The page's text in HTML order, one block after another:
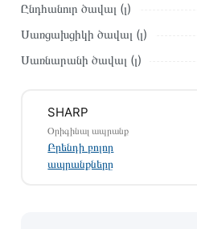
Տվյալ ապրանքը
կատարվում է 14 օրվա ընթացքում:
Ընդհանուր ծավալ (լ)
Սառցախցիկի ծավալ (լ)
Սառնարանի ծավալ (լ)
SHARP
Օրիգինալ ապրանք
Բրենդի բոլոր
ապրանքները